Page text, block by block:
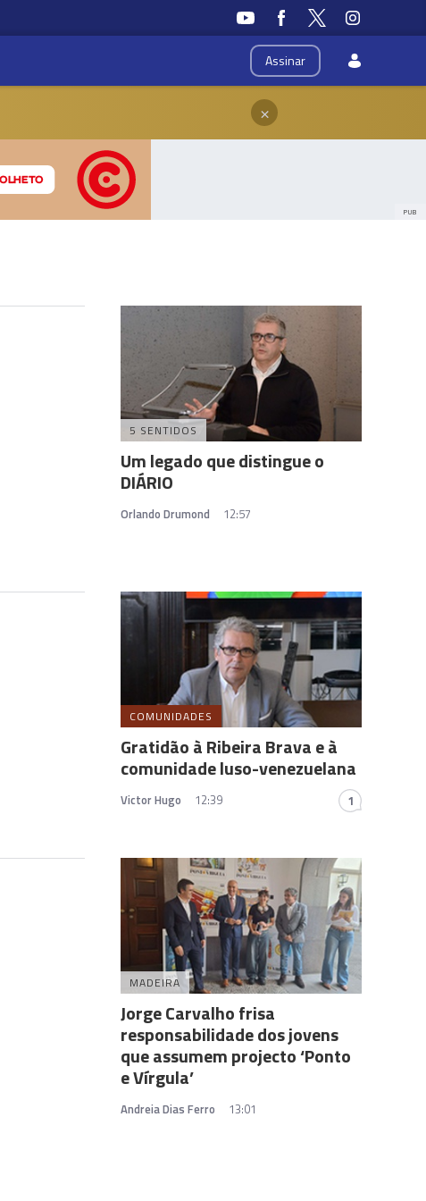
Assinar
×
PUB
5 SENTIDOS
Um legado que distingue o
DIÁRIO
Orlando Drumond 12:57
COMUNIDADES
Gratidão à Ribeira Brava e à
comunidade luso-venezuelana
Victor Hugo 12:39 1
MADEIRA
Jorge Carvalho frisa
responsabilidade dos jovens
que assumem projecto ‘Ponto
e Vírgula’
Andreia Dias Ferro 13:01